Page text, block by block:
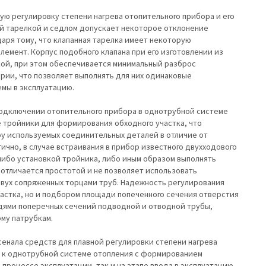
регулировку степени нагрева отопительного прибора и его
и седлом допускает некоторое отклонение
тому, что клапанная тарелка имеет некоторую
Корпус подобного клапана при его изготовлении из
при этом обеспечивается минимальный разброс
что позволяет выполнять для них одинаковые
в эксплуатацию.
отопительного прибора в однотрубной системе
для формирования обходного участка, что
используемых соединительных деталей в отличие от
в случае встраивания в прибор известного двухходового
установкой тройника, либо иным образом выполнять
простотой и не позволяет использовать
сопряженных торцами труб. Надежность регулирования
но и подбором площади попеченного сечения отверстия
поперечных сечений подводной и отводной трубы,
патрубкам.
средств для плавной регулировки степени нагрева
однотрубной системе отопления с формированием